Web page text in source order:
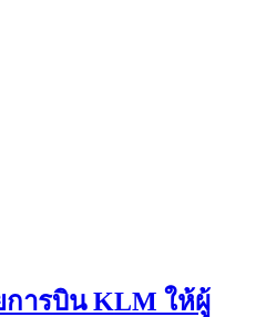
การบิน KLM ให้ผู้